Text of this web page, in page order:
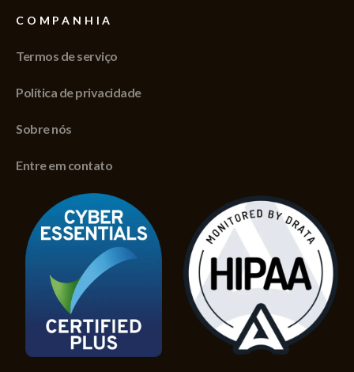
COMPANHIA
Termos de serviço
Política de privacidade
Sobre nós
Entre em contato